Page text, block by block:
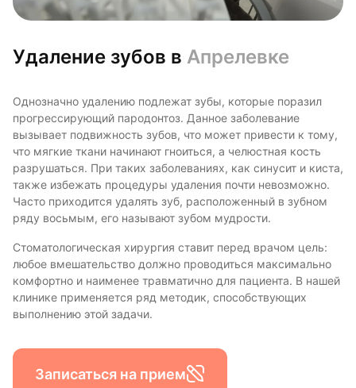
Удаление зубов в Апрелевке
Однозначно удалению подлежат зубы, которые поразил
прогрессирующий пародонтоз. Данное заболевание
вызывает подвижность зубов, что может привести к тому,
что мягкие ткани начинают гноиться, а челюстная кость
разрушаться. При таких заболеваниях, как синусит и киста,
также избежать процедуры удаления почти невозможно.
Часто приходится удалять зуб, расположенный в зубном
ряду восьмым, его называют зубом мудрости.
Стоматологическая хирургия ставит перед врачом цель:
любое вмешательство должно проводиться максимально
комфортно и наименее травматично для пациента. В нашей
клинике применяется ряд методик, способствующих
выполнению этой задачи.
Записаться на прием